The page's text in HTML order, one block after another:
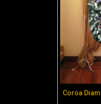
Coroa